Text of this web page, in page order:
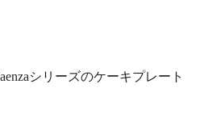
シリーズのケーキプレート